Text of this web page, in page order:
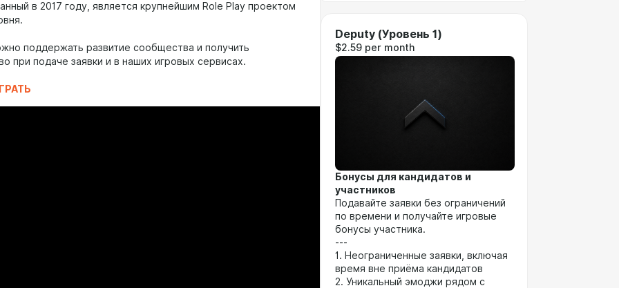
в 2017 году, является крупнейшим Role Play проектом
поддержать развитие сообщества и получить
при подаче заявки и в наших игровых сервисах.
Deputy (Уровень 1)
$2.59 per month
Бонусы для кандидатов и
участников
Подавайте заявки без ограничений
по времени и получайте игровые
бонусы участника.
---
1. Неограниченные заявки, включая
время вне приёма кандидатов
2. Уникальный эмоджи рядом с